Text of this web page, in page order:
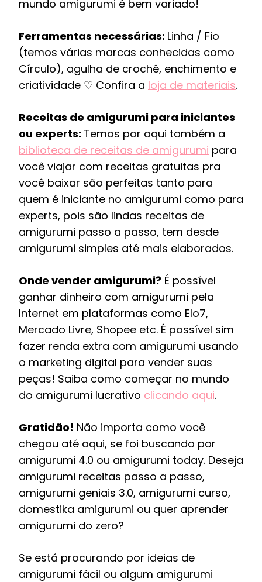
mundo amigurumi é bem variado!
Ferramentas necessárias: Linha / Fio
(temos várias marcas conhecidas como
Círculo), agulha de crochê, enchimento e
criatividade ♡ Confira a loja de materiais.
Receitas de amigurumi para iniciantes
ou experts: Temos por aqui também a
biblioteca de receitas de amigurumi para
você viajar com receitas gratuitas pra
você baixar são perfeitas tanto para
quem é iniciante no amigurumi como para
experts, pois são lindas receitas de
amigurumi passo a passo, tem desde
amigurumi simples até mais elaborados.
Onde vender amigurumi? É possível
ganhar dinheiro com amigurumi pela
Internet em plataformas como Elo7,
Mercado Livre, Shopee etc. É possível sim
fazer renda extra com amigurumi usando
o marketing digital para vender suas
peças! Saiba como começar no mundo
do amigurumi lucrativo clicando aqui.
Gratidão! Não importa como você
chegou até aqui, se foi buscando por
amigurumi 4.0 ou amigurumi today. Deseja
amigurumi receitas passo a passo,
amigurumi geniais 3.0, amigurumi curso,
domestika amigurumi ou quer aprender
amigurumi do zero?
Se está procurando por ideias de
amigurumi fácil ou algum amigurumi